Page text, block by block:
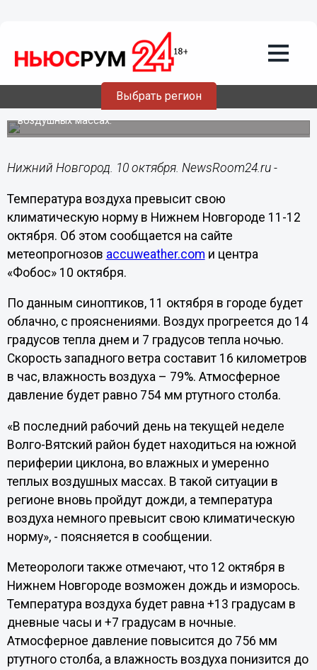
Выбрать регион
Температура воздуха превысит свою
климатическую норму в Нижнем
Новгороде 11-12 октября
Волго-Вятский район будет находиться на южной
периферии циклона, во влажных и умеренно теплых
воздушных массах.
Нижний Новгород. 10 октября. NewsRoom24.ru -
Температура воздуха превысит свою
климатическую норму в Нижнем Новгороде 11-12
октября. Об этом сообщается на сайте
метеопрогнозов accuweather.com и центра
«Фобос» 10 октября.
По данным синоптиков, 11 октября в городе будет
облачно, с прояснениями. Воздух прогреется до 14
градусов тепла днем и 7 градусов тепла ночью.
Скорость западного ветра составит 16 километров
в час, влажность воздуха – 79%. Атмосферное
давление будет равно 754 мм ртутного столба.
«В последний рабочий день на текущей неделе
Волго-Вятский район будет находиться на южной
периферии циклона, во влажных и умеренно
теплых воздушных массах. В такой ситуации в
регионе вновь пройдут дожди, а температура
воздуха немного превысит свою климатическую
норму», - поясняется в сообщении.
Метеорологи также отмечают, что 12 октября в
Нижнем Новгороде возможен дождь и изморось.
Температура воздуха будет равна +13 градусам в
дневные часы и +7 градусам в ночные.
Атмосферное давление повысится до 756 мм
ртутного столба, а влажность воздуха понизится до